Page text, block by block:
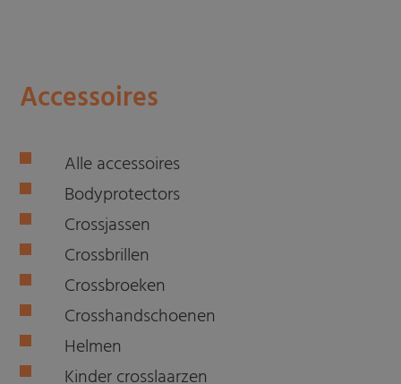
Accessoires
Alle accessoires
Bodyprotectors
Crossjassen
Crossbrillen
Crossbroeken
Crosshandschoenen
Helmen
Kinder crosslaarzen